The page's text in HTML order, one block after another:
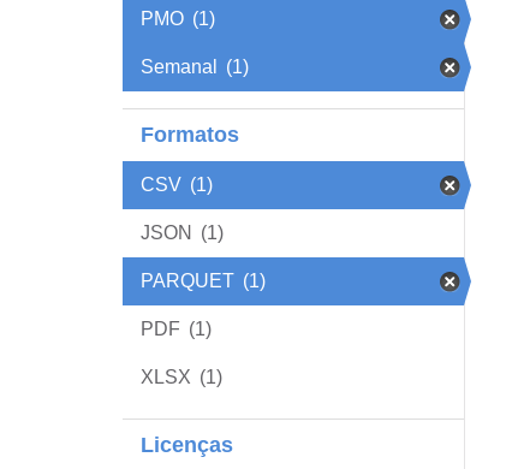
PMO (1)
Semanal (1)
Formatos
CSV (1)
JSON (1)
PARQUET (1)
PDF (1)
XLSX (1)
Licenças